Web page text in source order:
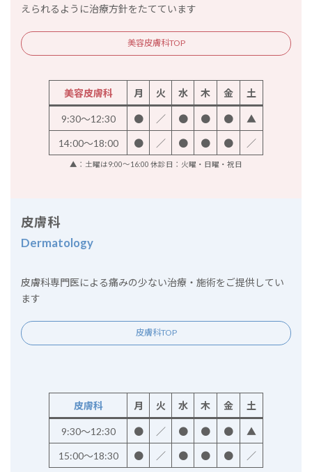
えられるように治療方針をたてています
美容皮膚科TOP
美容皮膚科 月 火 水 木 金 土
9:30～12:30 ● ／ ● ● ● ▲
14:00～18:00 ● ／ ● ● ● ／
▲：土曜は9:00～16:00 休診日：火曜・日曜・祝日
皮膚科
Dermatology
皮膚科専門医による痛みの少ない治療・施術をご提供してい
ます
皮膚科TOP
皮膚科 月 火 水 木 金 土
9:30～12:30 ● ／ ● ● ● ▲
15:00～18:30 ● ／ ● ● ● ／